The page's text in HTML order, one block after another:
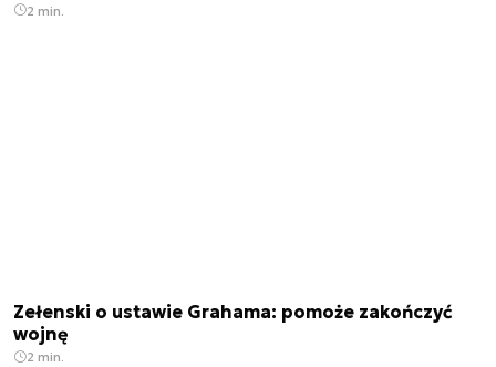
2 min.
Zełenski o ustawie Grahama: pomoże zakończyć
wojnę
2 min.